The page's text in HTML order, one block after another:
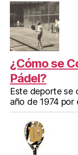
¿Cómo se
Pádel?
Este deporte se
año de 1974 por